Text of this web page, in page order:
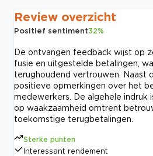
Review overzicht
Positief sentiment32%
De ontvangen feedback wijst op
fusie en uitgestelde betalingen,
terughoudend vertrouwen. Naast
positieve opmerkingen over het
medewerkers. De algehele indruk
op waakzaamheid omtrent
toekomstige terugbetalingen.
Sterke punten
Interessant rendement